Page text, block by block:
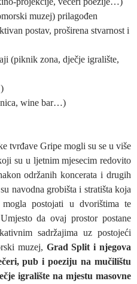
muzej) prilagođen
postav, proširena stvarnost i
(piknik zona, dječje igralište,
wine bar…)
tvrđave Gripe mogli su se u više
su u ljetnim mjesecim redovito
održanih koncerata i drugih
navodna grobišta i stratišta koja
postojati u dvorištima te
da ovaj prostor postane
sadržajima uz postojeći
muzej, Grad Split i njegova
pub i poeziju na mučilištu
igralište na mjestu masovne